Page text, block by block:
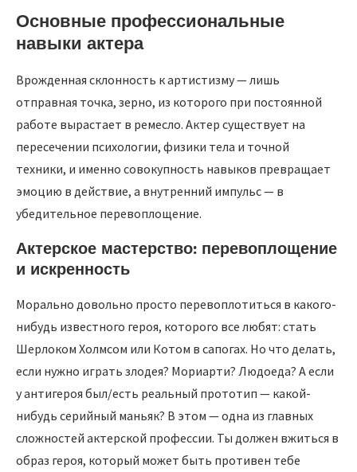
Основные профессиональные
навыки актера
Врожденная склонность к артистизму — лишь
отправная точка, зерно, из которого при постоянной
работе вырастает в ремесло. Актер существует на
пересечении психологии, физики тела и точной
техники, и именно совокупность навыков превращает
эмоцию в действие, а внутренний импульс — в
убедительное перевоплощение.
Актерское мастерство: перевоплощение
и искренность
Морально довольно просто перевоплотиться в какого-
нибудь известного героя, которого все любят: стать
Шерлоком Холмсом или Котом в сапогах. Но что делать,
если нужно играть злодея? Мориарти? Людоеда? А если
у антигероя был/есть реальный прототип — какой-
нибудь серийный маньяк? В этом — одна из главных
сложностей актерской профессии. Ты должен вжиться в
образ героя, который может быть противен тебе